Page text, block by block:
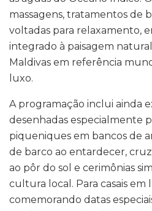
massagens, tratamentos de
voltadas para relaxamento,
integrado à paisagem
Maldivas em referência
luxo.
A programação inclui ainda
desenhadas especialmente
piqueniques em bancos de
de barco ao entardecer,
ao pôr do sol e cerimônias
cultura local. Para casais em
comemorando datas